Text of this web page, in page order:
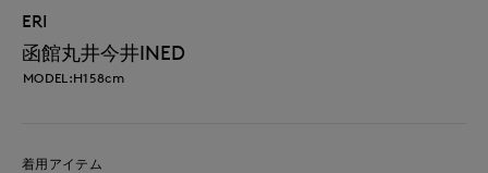
ERI
函館丸井今井INED
MODEL:H158cm
着用アイテム